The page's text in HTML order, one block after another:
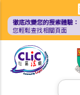
內
徹底改變您的搜索體驗：
您輕鬆查找相關頁面
Search